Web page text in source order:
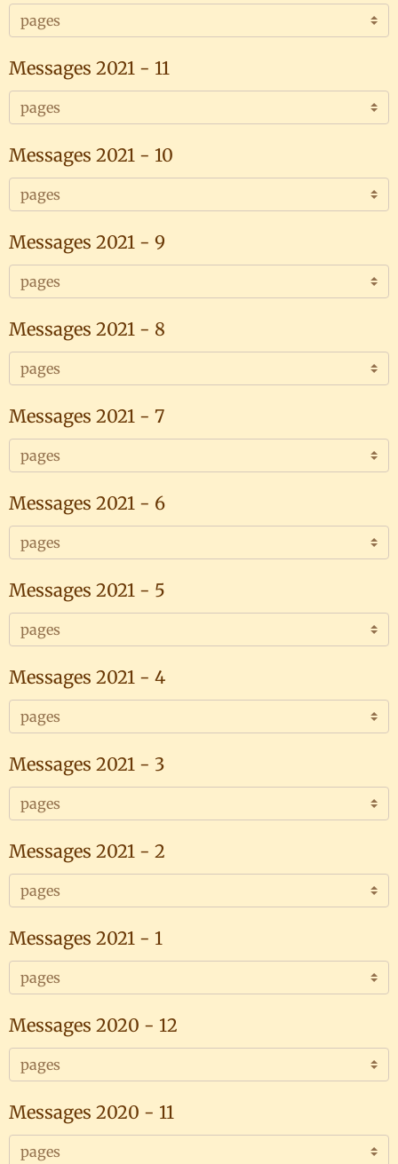
Messages 2021 - 11
Messages 2021 - 10
Messages 2021 - 9
Messages 2021 - 8
Messages 2021 - 7
Messages 2021 - 6
Messages 2021 - 5
Messages 2021 - 4
Messages 2021 - 3
Messages 2021 - 2
Messages 2021 - 1
Messages 2020 - 12
Messages 2020 - 11